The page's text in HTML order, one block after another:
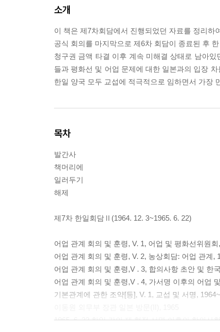
소개
이 책은 제7차회담에서 진행되었던 자료를 정리
공식 회의를 마지막으로 제6차 회담이 종료된 후
청구권 금액 타결 이후 계속 미해결 상태로 남아
들과 평화선 및 어업 문제에 대한 일본과의 입장
한일 양국 모두 교섭에 적극적으로 임하면서 가장
목차
발간사
책머리에
일러두기
해제
제7차 한일회담Ⅱ(1964. 12. 3~1965. 6. 22)
어업 관계 회의 및 훈령, V. 1, 어업 및 평화선위원
어업 관계 회의 및 훈령, V. 2, 농상회담: 어업 관계,
어업 관계 회의 및 훈령,V . 3, 합의사항 초안 및 한
어업 관계 회의 및 훈령,V . 4, 가서명 이후의 어업
기본관계에 관한 조약[등], V. 1, 교섭 및 서명,
1965. 6. 22 한일 간의 제 협정 서명 이후의 합의사